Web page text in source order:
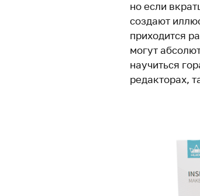
но если
создают
приходится
могут
научиться
редакторах,